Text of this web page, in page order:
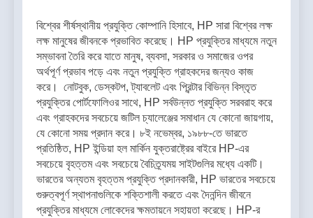
বিশ্বের শীর্ষস্থানীয় প্রযুক্তি কোম্পানি হিসাবে, HP সারা বিশ্বের লক্ষ
লক্ষ মানুষের জীবনকে প্রভাবিত করেছে। HP প্রযুক্তির মাধ্যমে নতুন
সম্ভাবনা তৈরি করে যাতে মানুষ, ব্যবসা, সরকার ও সমাজের ওপর
অর্থপূর্ণ প্রভাব পড়ে এবং নতুন প্রযুক্তি গ্রাহকদের জন্যও কাজ
করে। নোটবুক, ডেস্কটপ, ট্যাবলেট এবং প্রিন্টার বিভিন্ন বিস্তৃত
প্রযুক্তির পোর্টফোলিওর সাথে, HP সর্বউন্নত প্রযুক্তি সরবরাহ করে
এবং গ্রাহকদের সবচেয়ে জটিল চ্যালেঞ্জের সমাধান যে কোনো জায়গায়,
যে কোনো সময় প্রদান করে। ৮ই নভেম্বর, ১৯৮৮-তে ভারতে
প্রতিষ্ঠিত, HP ইন্ডিয়া হল মার্কিন যুক্তরাষ্ট্রের বাইরে HP-এর
সবচেয়ে বৃহত্তম এবং সবচেয়ে বৈচিত্র্যময় সাইটগুলির মধ্যে একটি।
ভারতের অন্যতম বৃহত্তম প্রযুক্তি প্রদানকারী, HP ভারতের সবচেয়ে
গুরুত্বপূর্ণ স্থাপনাগুলিকে শক্তিশালী করতে এবং দৈনন্দিন জীবনে
প্রযুক্তির মাধ্যমে লোকেদের ক্ষমতায়নে সহায়তা করেছে। HP-র